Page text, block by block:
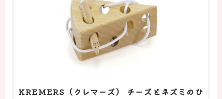
KREMERS（クレマーズ） チーズとネズミのひ